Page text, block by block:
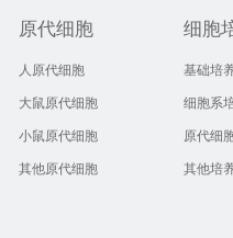
原代细胞
人原代细胞
大鼠原代细胞
小鼠原代细胞
其他原代细胞
细胞
基础培
细胞系
原代细
其他培